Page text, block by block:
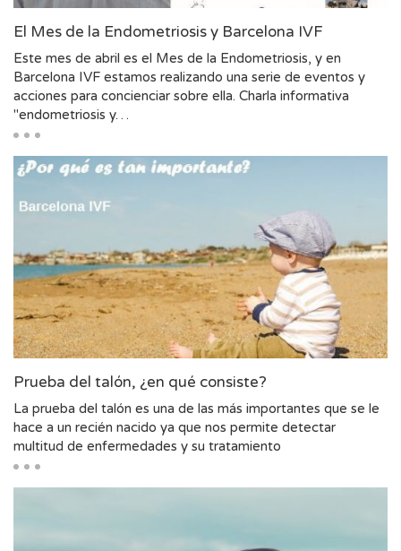
El Mes de la Endometriosis y Barcelona IVF
Este mes de abril es el Mes de la Endometriosis, y en
Barcelona IVF estamos realizando una serie de eventos y
acciones para concienciar sobre ella. Charla informativa
"endometriosis y…
Prueba del talón, ¿en qué consiste?
La prueba del talón es una de las más importantes que se le
hace a un recién nacido ya que nos permite detectar
multitud de enfermedades y su tratamiento